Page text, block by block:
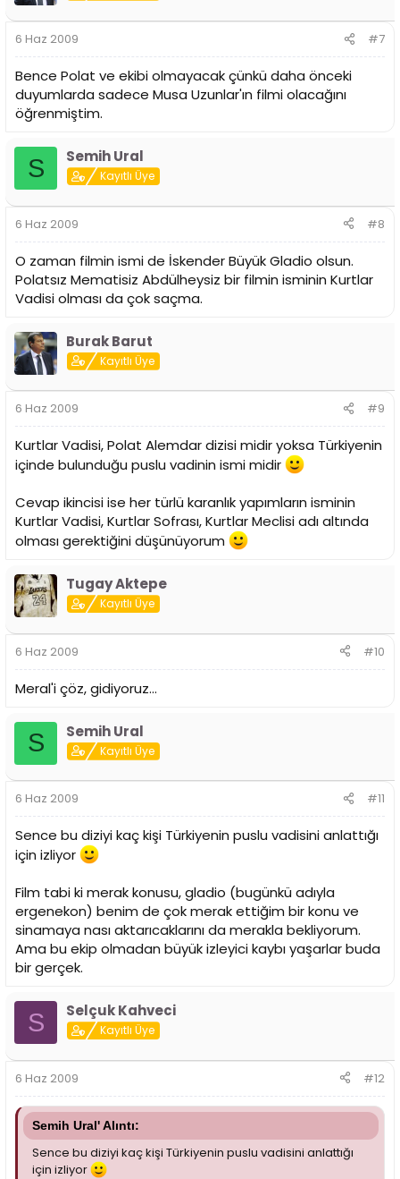
6 Haz 2009 #7
Bence Polat ve ekibi olmayacak çünkü daha önceki
duyumlarda sadece Musa Uzunlar'ın filmi olacağını
öğrenmiştim.
S Semih Ural
Kayıtlı Üye
6 Haz 2009 #8
O zaman filmin ismi de İskender Büyük Gladio olsun.
Polatsız Mematisiz Abdülheysiz bir filmin isminin Kurtlar
Vadisi olması da çok saçma.
Burak Barut
Kayıtlı Üye
6 Haz 2009 #9
Kurtlar Vadisi, Polat Alemdar dizisi midir yoksa Türkiyenin
içinde bulunduğu puslu vadinin ismi midir
Cevap ikincisi ise her türlü karanlık yapımların isminin
Kurtlar Vadisi, Kurtlar Sofrası, Kurtlar Meclisi adı altında
olması gerektiğini düşünüyorum
Tugay Aktepe
Kayıtlı Üye
6 Haz 2009 #10
Meral'i çöz, gidiyoruz...
S Semih Ural
Kayıtlı Üye
6 Haz 2009 #11
Sence bu diziyi kaç kişi Türkiyenin puslu vadisini anlattığı
için izliyor
Film tabi ki merak konusu, gladio (bugünkü adıyla
ergenekon) benim de çok merak ettiğim bir konu ve
sinamaya nası aktarıcaklarını da merakla bekliyorum.
Ama bu ekip olmadan büyük izleyici kaybı yaşarlar buda
bir gerçek.
S Selçuk Kahveci
Kayıtlı Üye
6 Haz 2009 #12
Semih Ural' Alıntı:
Sence bu diziyi kaç kişi Türkiyenin puslu vadisini anlattığı
için izliyor